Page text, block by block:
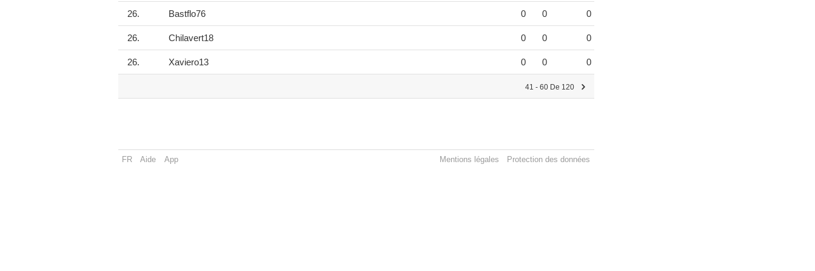
26. Bastflo76 0 0 0
26. Chilavert18 0 0 0
26. Xaviero13 0 0 0
41 - 60 De 120
FR Aide App Mentions légales Protection des données